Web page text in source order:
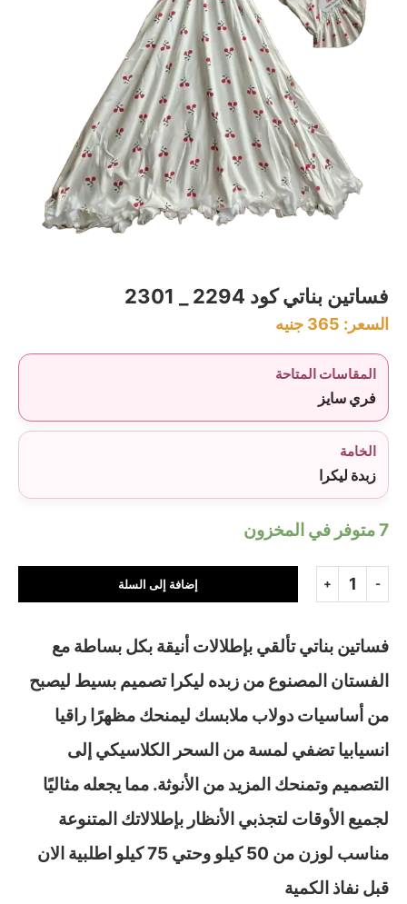
فساتين بناتي كود 2294 _ 2301
السعر: 365 جنيه
المقاسات المتاحة
فري سايز
الخامة
زبدة ليكرا
7 متوفر في المخزون
إضافة إلى السلة
فساتين بناتي تألقي بإطلالات أنيقة بكل بساطة مع
الفستان المصنوع من زبده ليكرا تصميم بسيط ليصبح
من أساسيات دولاب ملابسك ليمنحك مظهرًا راقيا
انسيابيا تضفي لمسة من السحر الكلاسيكي إلى
التصميم وتمنحك المزيد من الأنوثة. مما يجعله مثاليًا
لجميع الأوقات لتجذبي الأنظار بإطلالاتك المتنوعة
مناسب لوزن من 50 كيلو وحتي 75 كيلو اطلبية الان
قبل نفاذ الكمية